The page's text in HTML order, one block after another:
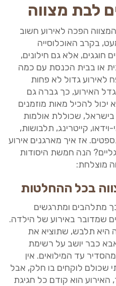
לבת מצווה
הפכה לאירוע חשוב
בקרב האוכלוסייה
חוגגים, אלא גם חילונים,
או בבית הכנסת עם כמה
לאירוע גדול לא פחות
האירוע, כך גברה גם
יכול להכיל מאות מוזמנים
שכוללת אולמות
וידאו, קייטרינג, תלבושות,
אז איך מארגנים אירוע
הנה חמשת היסודות
מוצלחת:
בכל ההחלטות
מתלהבים ומתרגשים
שמדובר באירוע של הילדה.
היא תלבש, שתוציא את
כבר יושב על רשימת
עד המילואים. אין
שכולם לוקחים בו חלק, אבל
האירוע הוא קודם כל חגיגת